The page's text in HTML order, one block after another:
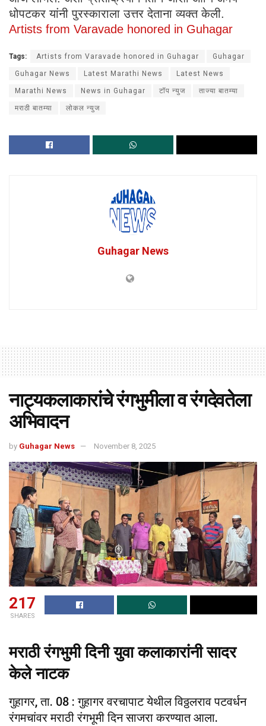
धोपटकर यांनी पुरस्काराला उत्तर देताना व्यक्त केली.
Artists from Varavade honored in Guhagar
Tags: Artists from Varavade honored in Guhagar Guhagar
Guhagar News Latest Marathi News Latest News
Marathi News News in Guhagar टॉप न्युज ताज्या बातम्या
मराठी बातम्या लोकल न्युज
Guhagar News
नाट्यकलाकारांचे रंगभुमीला व रंगदेवतेला
अभिवादन
by Guhagar News November 8, 2025
217
SHARES
मराठी रंगभुमी दिनी युवा कलाकारांनी सादर
केले नाटक
गुहागर, ता. 08 : गुहागर वरचापाट येथील विठ्ठलराव पटवर्धन
रंगमचांवर मराठी रंगभूमी दिन साजरा करण्यात आला.